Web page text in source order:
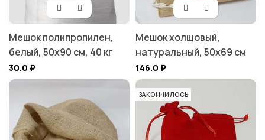
Мешок полипропилен,
белый, 50х90 см, 40 кг
30.0 ₽
Мешок холщовый,
натуральный, 50х69 см
146.0 ₽
ЗАКОНЧИЛОСЬ